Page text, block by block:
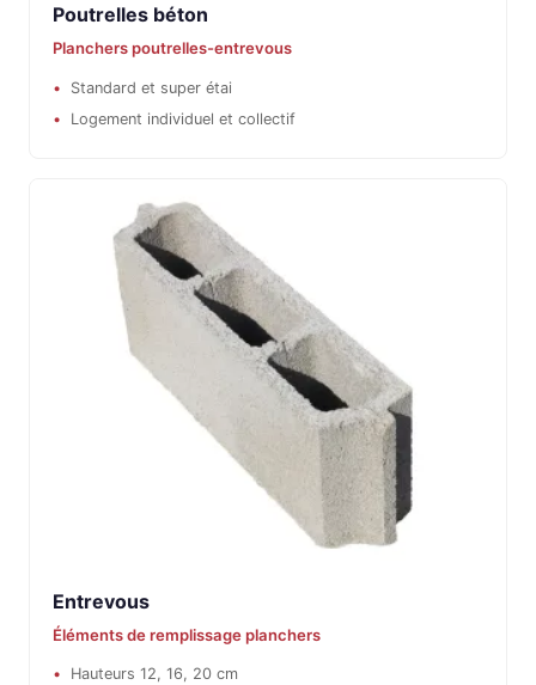
Poutrelles béton
Planchers poutrelles-entrevous
Standard et super étai
Logement individuel et collectif
Entrevous
Éléments de remplissage planchers
Hauteurs 12, 16, 20 cm